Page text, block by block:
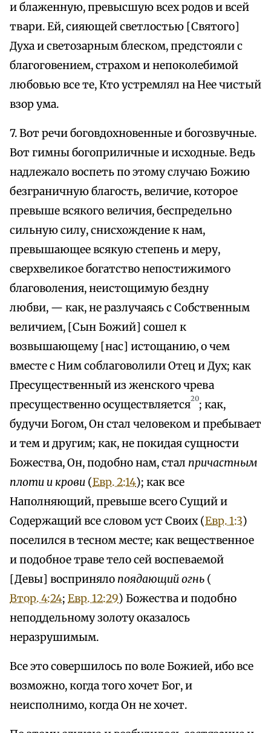
и блаженную, превысшую всех родов и всей
твари. Ей, сияющей светлостью [Святого]
Духа и светозарным блеском, предстояли с
благоговением, страхом и непоколебимой
любовью все те, Кто устремлял на Нее чистый
взор ума.
7. Вот речи боговдохновенные и богозвучные.
Вот гимны богоприличные и исходные. Ведь
надлежало воспеть по этому случаю Божию
безграничную благость, величие, которое
превыше всякого величия, беспредельно
сильную силу, снисхождение к нам,
превышающее всякую степень и меру,
сверхвеликое богатство непостижимого
благоволения, неистощимую бездну
любви, — как, не разлучаясь с Собственным
величием, [Сын Божий] сошел к
возвышающему [нас] истощанию, о чем
вместе с Ним соблаговолили Отец и Дух; как
Пресущественный из женского чрева
пресущественно осуществляется20; как,
будучи Богом, Он стал человеком и пребывает
и тем и другим; как, не покидая сущности
Божества, Он, подобно нам, стал причастным
плоти и крови (Евр. 2:14); как все
Наполняющий, превыше всего Сущий и
Содержащий все словом уст Своих (Евр. 1:3)
поселился в тесном месте; как вещественное
и подобное траве тело сей воспеваемой
[Девы] восприняло поядающий огнь (
Втор. 4:24; Евр. 12:29) Божества и подобно
неподдельному золоту оказалось
неразрушимым.
Все это совершилось по воле Божией, ибо все
возможно, когда того хочет Бог, и
неисполнимо, когда Он не хочет.